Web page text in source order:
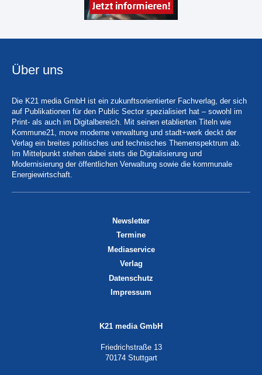
Über uns
Die K21 media GmbH ist ein zukunftsorientierter Fachverlag, der sich
auf Publikationen für den Public Sector spezialisiert hat – sowohl im
Print- als auch im Digitalbereich. Mit seinen etablierten Titeln wie
Kommune21, move moderne verwaltung und stadt+werk deckt der
Verlag ein breites politisches und technisches Themenspektrum ab.
Im Mittelpunkt stehen dabei stets die Digitalisierung und
Modernisierung der öffentlichen Verwaltung sowie die kommunale
Energiewirtschaft.
Newsletter
Termine
Mediaservice
Verlag
Datenschutz
Impressum
K21 media GmbH
Friedrichstraße 13
70174 Stuttgart